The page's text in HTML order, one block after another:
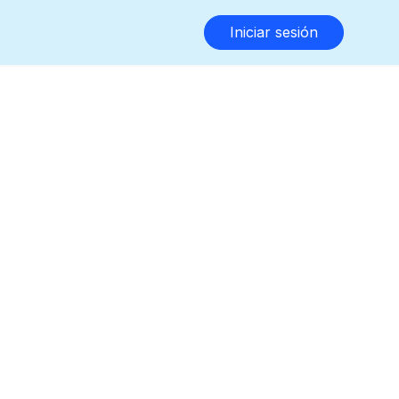
Iniciar sesión